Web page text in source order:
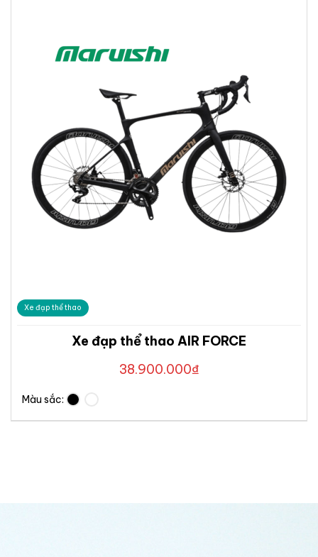
Xe đạp thể thao
Xe đạp thể thao AIR FORCE
38.900.000₫
Màu sắc: